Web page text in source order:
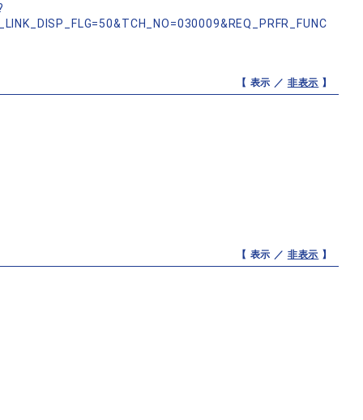
【 表示 ／ 非表示 】
【 表示 ／ 非表示 】